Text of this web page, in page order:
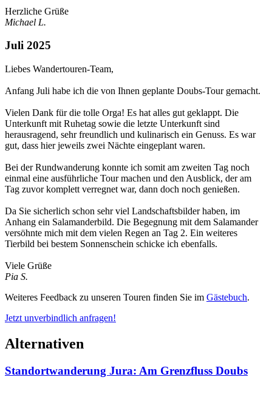
Herzliche Grüße
Michael L.
Juli 2025
Liebes Wandertouren-Team,
Anfang Juli habe ich die von Ihnen geplante Doubs-Tour gemacht.
Vielen Dank für die tolle Orga! Es hat alles gut geklappt. Die
Unterkunft mit Ruhetag sowie die letzte Unterkunft sind
herausragend, sehr freundlich und kulinarisch ein Genuss. Es war
gut, dass hier jeweils zwei Nächte eingeplant waren.
Bei der Rundwanderung konnte ich somit am zweiten Tag noch
einmal eine ausführliche Tour machen und den Ausblick, der am
Tag zuvor komplett verregnet war, dann doch noch genießen.
Da Sie sicherlich schon sehr viel Landschaftsbilder haben, im
Anhang ein Salamanderbild. Die Begegnung mit dem Salamander
versöhnte mich mit dem vielen Regen an Tag 2. Ein weiteres
Tierbild bei bestem Sonnenschein schicke ich ebenfalls.
Viele Grüße
Pia S.
Weiteres Feedback zu unseren Touren finden Sie im Gästebuch.
Jetzt unverbindlich anfragen!
Alternativen
Standortwanderung Jura: Am Grenzfluss Doubs